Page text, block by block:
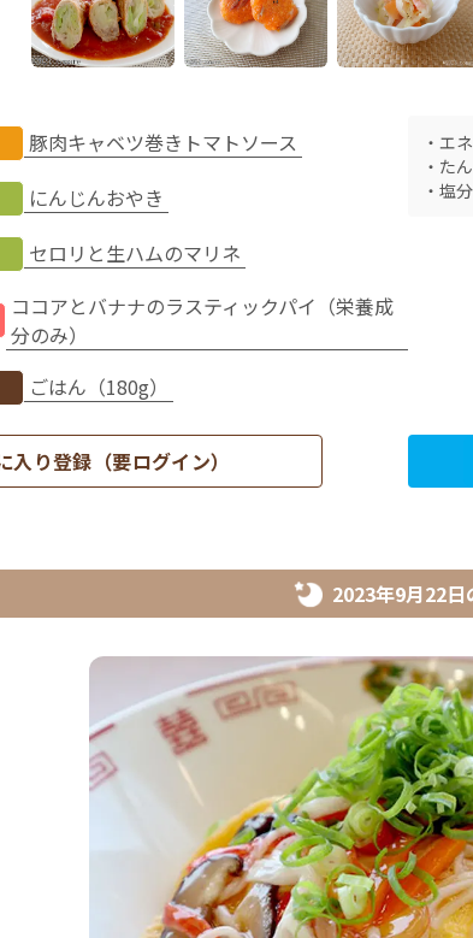
豚肉キャベツ巻きトマトソース
にんじんおやき
セロリと生ハムのマリネ
ココアとバナナのラスティックパイ（栄養成
分のみ）
ごはん（180g）
・ エ
・ た
・ 塩分
入り登録（要ログイン）
2023年9月22日